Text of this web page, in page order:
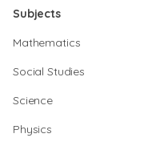
Subjects
Mathematics
Social Studies
Science
Physics